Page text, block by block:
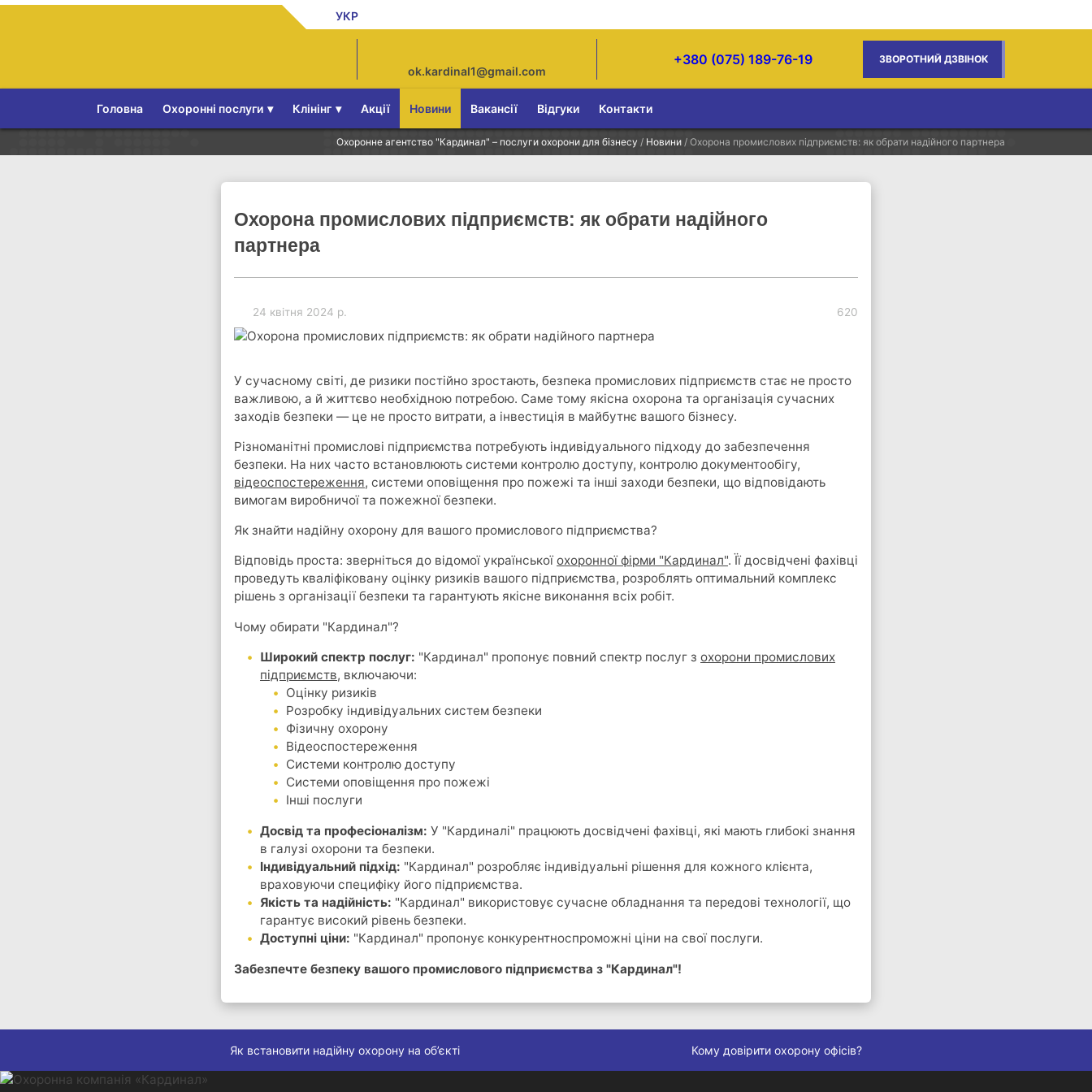
УКР
ok.kardinal1@gmail.com
+380 (075) 189-76-19 ЗВОРОТНИЙ ДЗВІНОК
Головна Охоронні послуги ▾ Клінінг ▾ Акції Новини Вакансії Відгуки Контакти
Охоронне агентство "Кардинал" – послуги охорони для бізнесу / Новини / Охорона промислових підприємств: як обрати надійного партнера
Охорона промислових підприємств: як обрати надійного
партнера
24 квітня 2024 р. 620
У сучасному світі, де ризики постійно зростають, безпека промислових підприємств стає не просто
важливою, а й життєво необхідною потребою. Саме тому якісна охорона та організація сучасних
заходів безпеки — це не просто витрати, а інвестиція в майбутнє вашого бізнесу.
Різноманітні промислові підприємства потребують індивідуального підходу до забезпечення
безпеки. На них часто встановлюють системи контролю доступу, контролю документообігу,
відеоспостереження, системи оповіщення про пожежі та інші заходи безпеки, що відповідають
вимогам виробничої та пожежної безпеки.
Як знайти надійну охорону для вашого промислового підприємства?
Відповідь проста: зверніться до відомої українськоїохоронної фірми "Кардинал". Її досвідчені фахівці
проведуть кваліфіковану оцінку ризиків вашого підприємства, розроблять оптимальний комплекс
рішень з організації безпеки та гарантують якісне виконання всіх робіт.
Чому обирати "Кардинал"?
Широкий спектр послуг: "Кардинал" пропонує повний спектр послуг з охорони промислових
підприємств, включаючи:
Оцінку ризиків
Розробку індивідуальних систем безпеки
Фізичну охорону
Відеоспостереження
Системи контролю доступу
Системи оповіщення про пожежі
Інші послуги
Досвід та професіоналізм: У "Кардиналі" працюють досвідчені фахівці, які мають глибокі знання
в галузі охорони та безпеки.
Індивідуальний підхід: "Кардинал" розробляє індивідуальні рішення для кожного клієнта,
враховуючи специфіку його підприємства.
Якість та надійність: "Кардинал" використовує сучасне обладнання та передові технології, що
гарантує високий рівень безпеки.
Доступні ціни: "Кардинал" пропонує конкурентноспроможні ціни на свої послуги.
Забезпечте безпеку вашого промислового підприємства з "Кардинал"!
Як встановити надійну охорону на об’єкті Кому довірити охорону офісів?